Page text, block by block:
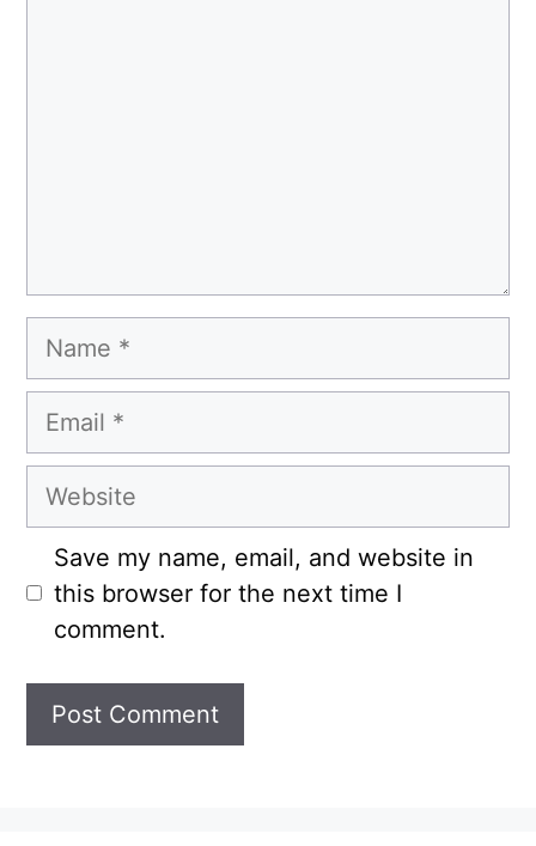
Name
Email
Website
Save my name, email, and website in
this browser for the next time I
comment.